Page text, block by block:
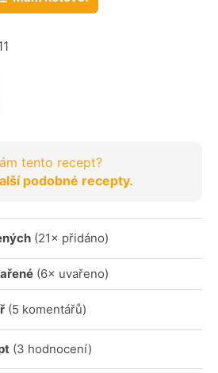
tento recept?
podobné recepty.
(21× přidáno)
(6× uvařeno)
(5 komentářů)
(3 hodnocení)